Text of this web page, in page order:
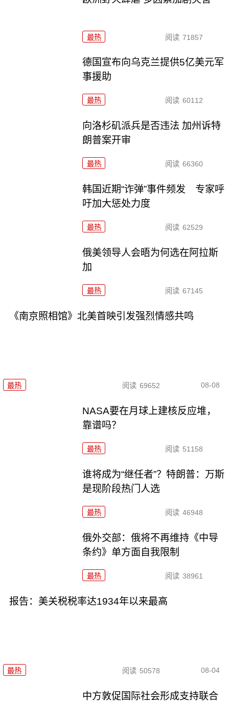
最热 阅读 71857
德国宣布向乌克兰提供5亿美元军
事援助
最热 阅读 60112
向洛杉矶派兵是否违法 加州诉特
朗普案开审
最热 阅读 66360
韩国近期“诈弹”事件频发 专家呼
吁加大惩处力度
最热 阅读 62529
俄美领导人会晤为何选在阿拉斯
加
最热 阅读 67145
《南京照相馆》北美首映引发强烈情感共鸣
最热 阅读 69652 08-08
NASA要在月球上建核反应堆，
靠谱吗？
最热 阅读 51158
谁将成为“继任者”？特朗普：万斯
是现阶段热门人选
最热 阅读 46948
俄外交部：俄将不再维持《中导
条约》单方面自我限制
最热 阅读 38961
报告：美关税税率达1934年以来最高
最热 阅读 50578 08-04
中方敦促国际社会形成支持联合